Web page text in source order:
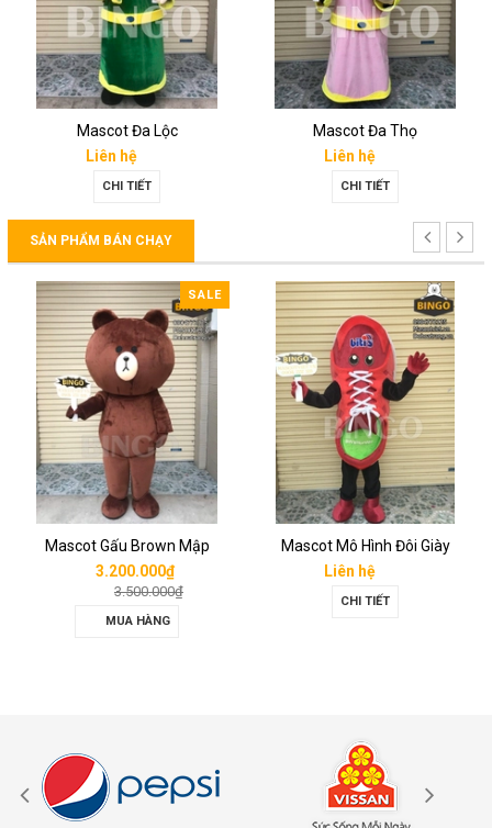
Mascot Đa Lộc
Liên hệ
CHI TIẾT
Mascot Đa Thọ
Liên hệ
CHI TIẾT
SẢN PHẨM BÁN CHẠY
SALE
Mascot Gấu Brown Mập
3.200.000₫
3.500.000₫
MUA HÀNG
Mascot Mô Hình Đôi Giày
Liên hệ
CHI TIẾT